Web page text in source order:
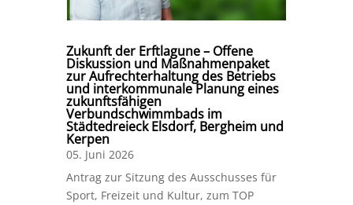
Zukunft der Erftlagune – Offene
Diskussion und Maßnahmenpaket
zur Aufrechterhaltung des Betriebs
und interkommunale Planung eines
zukunftsfähigen
Verbundschwimmbads im
Städtedreieck Elsdorf, Bergheim und
Kerpen
05. Juni 2026
Antrag zur Sitzung des Ausschusses für
Sport, Freizeit und Kultur, zum TOP